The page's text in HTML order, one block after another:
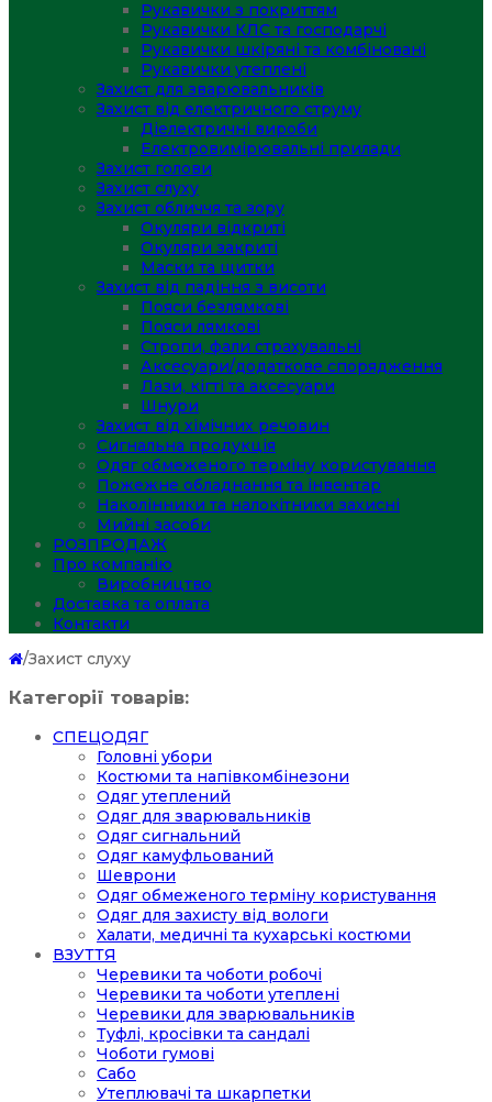
Рукавички з покриттям
Рукавички КЛС та господарчі
Рукавички шкіряні та комбіновані
Рукавички утеплені
Захист для зварювальників
Захист від електричного струму
Діелектричні вироби
Електровимірювальні прилади
Захист голови
Захист слуху
Захист обличчя та зору
Окуляри відкриті
Окуляри закриті
Маски та щитки
Захист від падіння з висоти
Пояси безлямкові
Пояси лямкові
Стропи, фали страхувальні
Аксесуари/додаткове спорядження
Лази, кігті та аксесуари
Шнури
Захист від хімічних речовин
Сигнальна продукція
Одяг обмеженого терміну користування
Пожежне обладнання та інвентар
Наколінники та налокітники захисні
Мийні засоби
РОЗПРОДАЖ
Про компанію
Виробництво
Доставка та оплата
Контакти
/Захист слуху
Категорії товарів:
СПЕЦОДЯГ
Головні убори
Костюми та напівкомбінезони
Одяг утеплений
Одяг для зварювальників
Одяг сигнальний
Одяг камуфльований
Шеврони
Одяг обмеженого терміну користування
Одяг для захисту від вологи
Халати, медичні та кухарські костюми
ВЗУТТЯ
Черевики та чоботи робочі
Черевики та чоботи утеплені
Черевики для зварювальників
Туфлі, кросівки та сандалі
Чоботи гумові
Сабо
Утеплювачі та шкарпетки